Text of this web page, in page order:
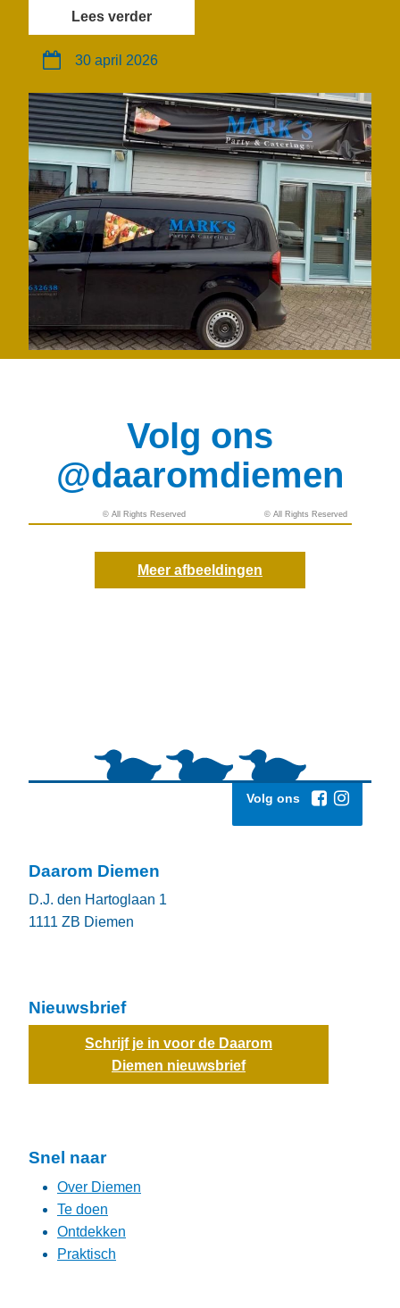
Lees verder
30 april 2026
Volg ons
@daaromdiemen
© All Rights Reserved © All Rights Reserved
© All Rights Reserved © All Rights Reserved
Meer afbeeldingen
Volg ons
Daarom Diemen
D.J. den Hartoglaan 1
1111 ZB Diemen
Nieuwsbrief
Schrijf je in voor de Daarom
Diemen nieuwsbrief
Snel naar
Over Diemen
Te doen
Ontdekken
Praktisch